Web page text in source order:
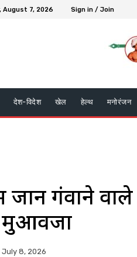
August 7, 2026 Sign in / Join
देश-विदेश खेल हेल्थ मनोरंजन
जान गंवाने
मुआवजा
July 8, 2026